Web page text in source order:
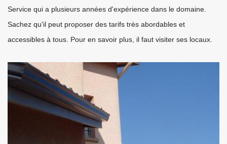
Service qui a plusieurs années d'expérience dans le domaine.
Sachez qu'il peut proposer des tarifs très abordables et
accessibles à tous. Pour en savoir plus, il faut visiter ses locaux.